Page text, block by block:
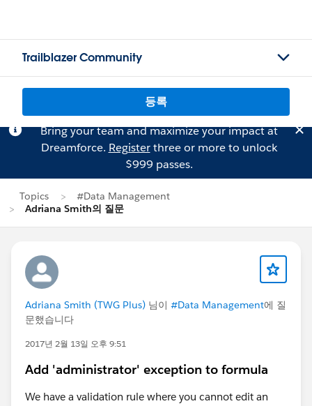
Trailblazer Community
등록
Bring your team and maximize your impact at
Dreamforce. Registerthree or more to unlock
$999 passes.
Topics
#Data Management
Adriana Smith의 질문
Adriana Smith (TWG Plus) 님이 #Data Management에 질
문했습니다
2017년 2월 13일 오후 9:51
Add 'administrator' exception to formula
We have a validation rule where you cannot edit an